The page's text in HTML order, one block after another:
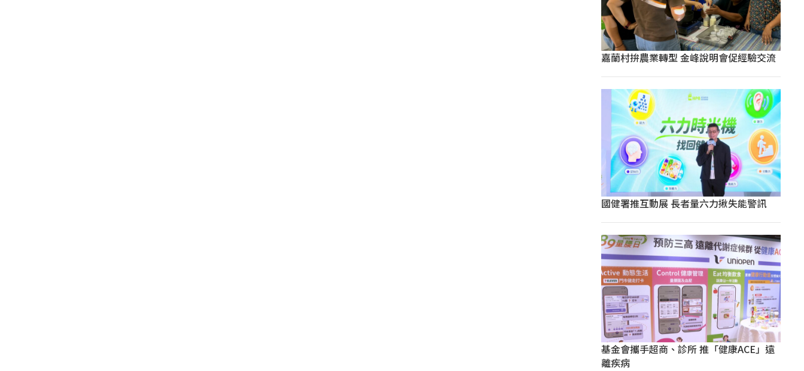
嘉蘭村拚農業轉型 金峰說明會促經驗交流
國健署推互動展 長者量六力揪失能警訊
基金會攜手超商、診所 推「健康ACE」遠
離疾病